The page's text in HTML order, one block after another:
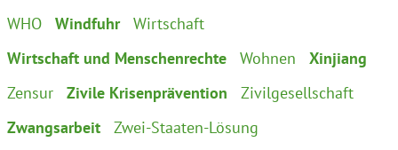
WHO
Windfuhr
Wirtschaft
Wirtschaft und Menschenrechte
Wohnen
Xinjiang
Zensur
Zivile Krisenprävention
Zivilgesellschaft
Zwangsarbeit
Zwei-Staaten-Lösung